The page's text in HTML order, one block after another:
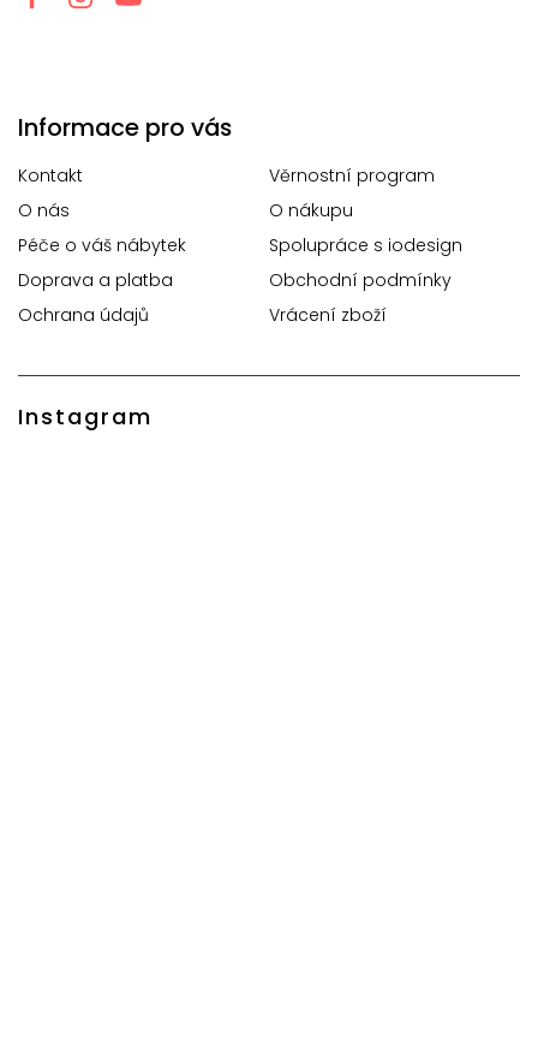
Informace pro vás
Kontakt
Věrnostní program
O nás
O nákupu
Péče o váš nábytek
Spolupráce s iodesign
Doprava a platba
Obchodní podmínky
Ochrana údajů
Vrácení zboží
Instagram